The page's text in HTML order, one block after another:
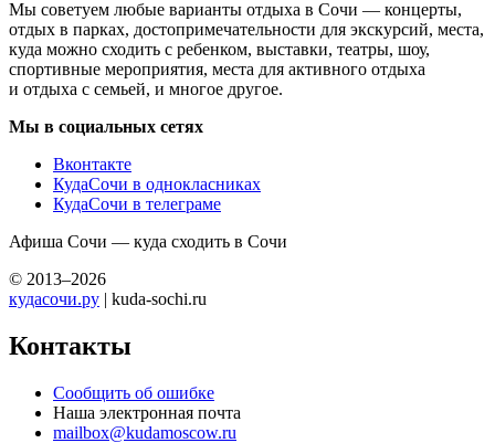
Мы советуем любые варианты отдыха в Сочи — концерты,
отдых в парках, достопримечательности для экскурсий, места,
куда можно сходить с ребенком, выставки, театры, шоу,
спортивные мероприятия, места для активного отдыха
и отдыха с семьей, и многое другое.
Мы в социальных сетях
Вконтакте
КудаСочи в однокласниках
КудаСочи в телеграме
Афиша Сочи — куда сходить в Сочи
© 2013–2026
кудасочи.ру | kuda-sochi.ru
Контакты
Сообщить об ошибке
Наша электронная почта
mailbox@kudamoscow.ru